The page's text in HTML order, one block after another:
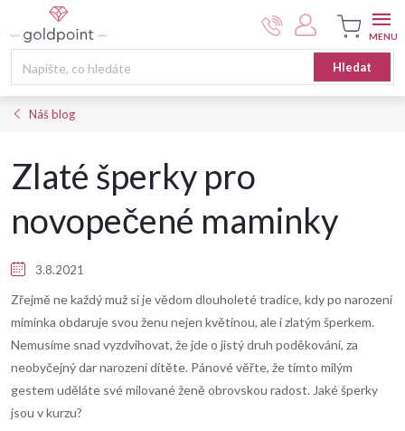
na
Hledat
Nákupní
košík
Náš blog
Zlaté šperky pro
novopečené maminky
3.8.2021
Zřejmě ne každý muž si je vědom dlouholeté tradice, kdy po narození
miminka obdaruje svou ženu nejen květinou, ale i zlatým šperkem.
Nemusíme snad vyzdvihovat, že jde o jistý druh poděkování, za
neobyčejný dar narození dítěte. Pánové věřte, že tímto milým
gestem uděláte své milované ženě obrovskou radost. Jaké šperky
jsou v kurzu?